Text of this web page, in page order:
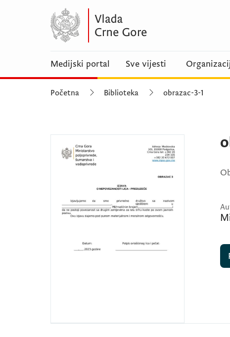
Medijski portal Sve vijesti
Početna Biblioteka obrazac-3-1